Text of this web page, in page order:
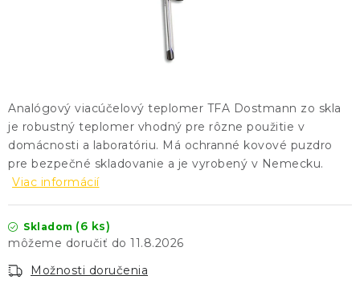
GDPR
Analógový viacúčelový teplomer TFA Dostmann zo skla
je robustný teplomer vhodný pre rôzne použitie v
domácnosti a laboratóriu. Má ochranné kovové puzdro
pre bezpečné skladovanie a je vyrobený v Nemecku.
Viac informácií
Skladom (6 ks)
11.8.2026
Možnosti doručenia